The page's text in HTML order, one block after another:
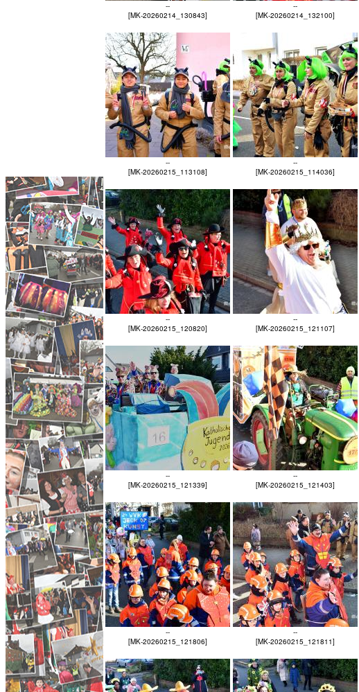
--
[MK-20260214_130843]
--
[MK-20260214_132100]
--
[MK-20260215_113108]
--
[MK-20260215_114036]
--
[MK-20260215_120820]
--
[MK-20260215_121107]
--
[MK-20260215_121339]
--
[MK-20260215_121403]
--
[MK-20260215_121806]
--
[MK-20260215_121811]